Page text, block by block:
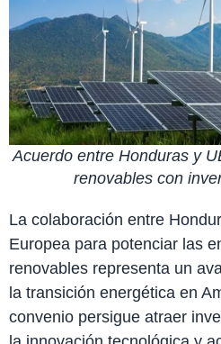
Acuerdo entre Honduras y
renovables con
La colaboración entre
Europea para potenciar las
renovables representa un
la transición energética en
convenio persigue atraer